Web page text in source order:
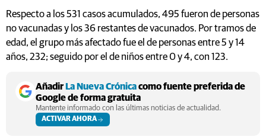
Respecto a los 531 casos acumulados, 495 fueron de personas
no vacunadas y los 36 restantes de vacunados. Por tramos de
edad, el grupo más afectado fue el de personas entre 5 y 14
años, 232; seguido por el de niños entre 0 y 4, con 123.
Añadir La Nueva Crónicacomo fuente preferida de
Google de forma gratuita
Mantente informado con las últimas noticias de actualidad.
ACTIVAR AHORA